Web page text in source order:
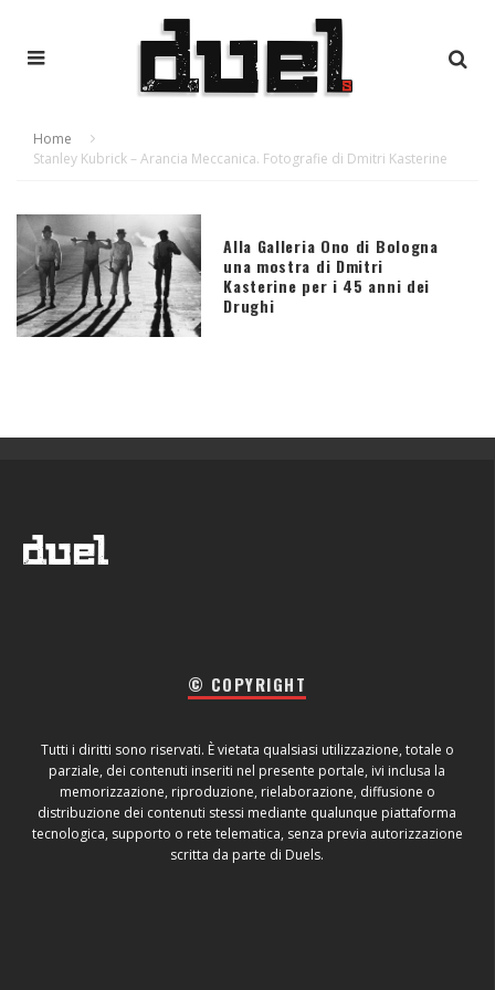
Home
Stanley Kubrick – Arancia Meccanica. Fotografie di Dmitri Kasterine
Alla Galleria Ono di Bologna
una mostra di Dmitri
Kasterine per i 45 anni dei
Drughi
© COPYRIGHT
Tutti i diritti sono riservati. È vietata qualsiasi utilizzazione, totale o
parziale, dei contenuti inseriti nel presente portale, ivi inclusa la
memorizzazione, riproduzione, rielaborazione, diffusione o
distribuzione dei contenuti stessi mediante qualunque piattaforma
tecnologica, supporto o rete telematica, senza previa autorizzazione
scritta da parte di Duels.